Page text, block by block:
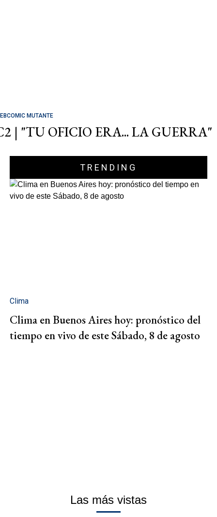
MUTANTE
| "TU OFICIO ERA... LA GUERRA"
TRENDING
Clima
Clima en Buenos Aires hoy: pronóstico del
tiempo en vivo de este Sábado, 8 de agosto
Las más vistas